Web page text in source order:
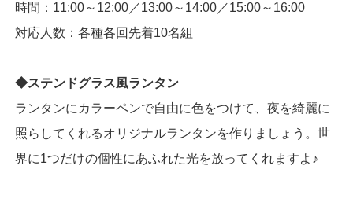
時間：11:00～12:00／13:00～14:00／15:00～16:00
対応人数：各種各回先着10名組
◆ステンドグラス風ランタン
ランタンにカラーペンで自由に色をつけて、夜を綺麗に
照らしてくれるオリジナルランタンを作りましょう。世
界に1つだけの個性にあふれた光を放ってくれますよ♪